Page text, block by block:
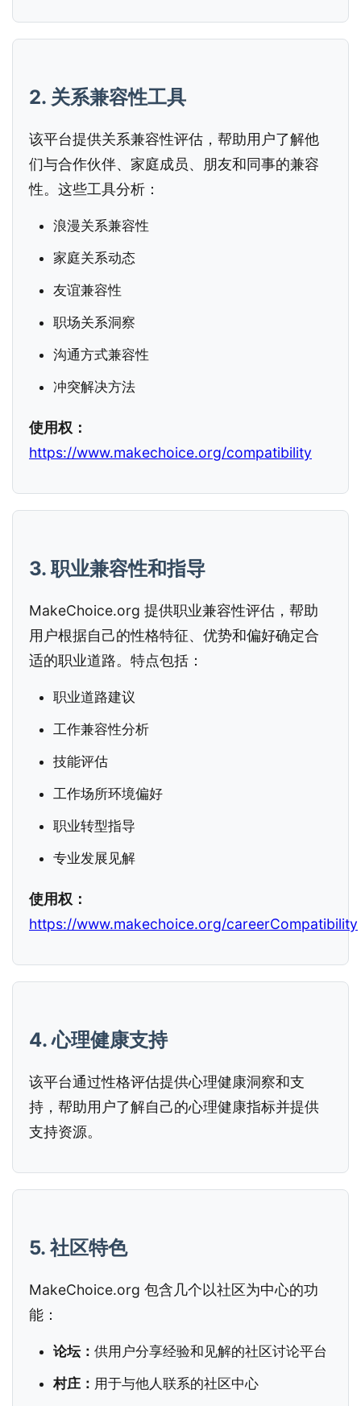
2. 关系兼容性工具
该平台提供关系兼容性评估，帮助用户了解他
们与合作伙伴、家庭成员、朋友和同事的兼容
性。这些工具分析：
浪漫关系兼容性
家庭关系动态
友谊兼容性
职场关系洞察
沟通方式兼容性
冲突解决方法
使用权：
https://www.makechoice.org/compatibility
3. 职业兼容性和指导
MakeChoice.org 提供职业兼容性评估，帮助
用户根据自己的性格特征、优势和偏好确定合
适的职业道路。特点包括：
职业道路建议
工作兼容性分析
技能评估
工作场所环境偏好
职业转型指导
专业发展见解
使用权：
https://www.makechoice.org/careerCompatibility
4. 心理健康支持
该平台通过性格评估提供心理健康洞察和支
持，帮助用户了解自己的心理健康指标并提供
支持资源。
5. 社区特色
MakeChoice.org 包含几个以社区为中心的功
能：
论坛： 供用户分享经验和见解的社区讨论平台
村庄： 用于与他人联系的社区中心